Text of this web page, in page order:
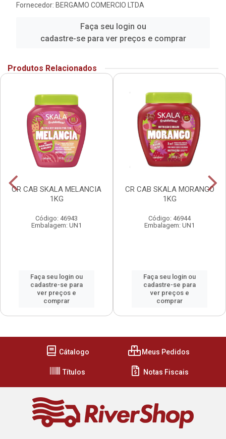
Fornecedor: BERGAMO COMERCIO LTDA
Faça seu login ou
cadastre-se para ver preços e comprar
Produtos Relacionados
CR CAB SKALA MELANCIA
1KG
Código: 46943
Embalagem: UN1
Faça seu login ou
cadastre-se para
ver preços e
comprar
CR CAB SKALA MORANGO
1KG
Código: 46944
Embalagem: UN1
Faça seu login ou
cadastre-se para
ver preços e
comprar
Cátalogo Meus Pedidos
Títulos Notas Fiscais